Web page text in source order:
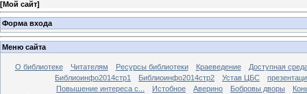
[Мой сайт]
Форма входа
Меню сайта
О библиотеке Читателям Ресурсы библиотеки Краеведение
Доступная
Библиоинфо2014стр1
Библиоинфо2014стр2 Устав ЦБС
Повышение интереса с...
Истобное Аверино Бобровы дворы